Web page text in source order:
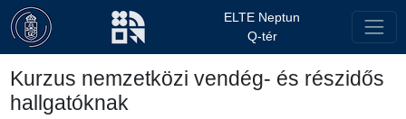
ELTE Neptun
Q-tér
Kurzus nemzetközi vendég- és részidős
hallgatóknak